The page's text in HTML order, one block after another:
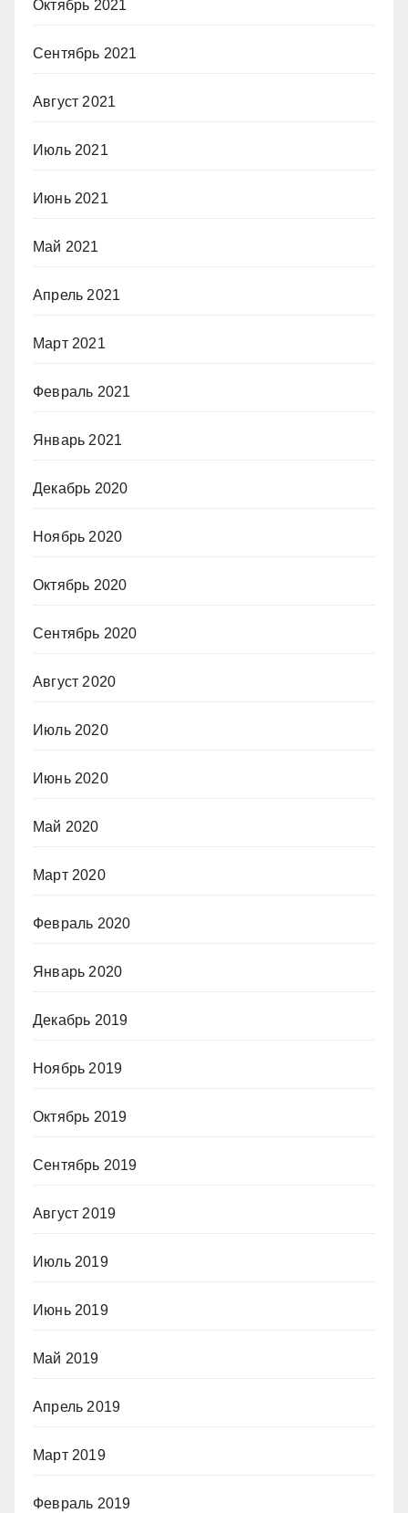
Октябрь 2021
Сентябрь 2021
Август 2021
Июль 2021
Июнь 2021
Май 2021
Апрель 2021
Март 2021
Февраль 2021
Январь 2021
Декабрь 2020
Ноябрь 2020
Октябрь 2020
Сентябрь 2020
Август 2020
Июль 2020
Июнь 2020
Май 2020
Март 2020
Февраль 2020
Январь 2020
Декабрь 2019
Ноябрь 2019
Октябрь 2019
Сентябрь 2019
Август 2019
Июль 2019
Июнь 2019
Май 2019
Апрель 2019
Март 2019
Февраль 2019